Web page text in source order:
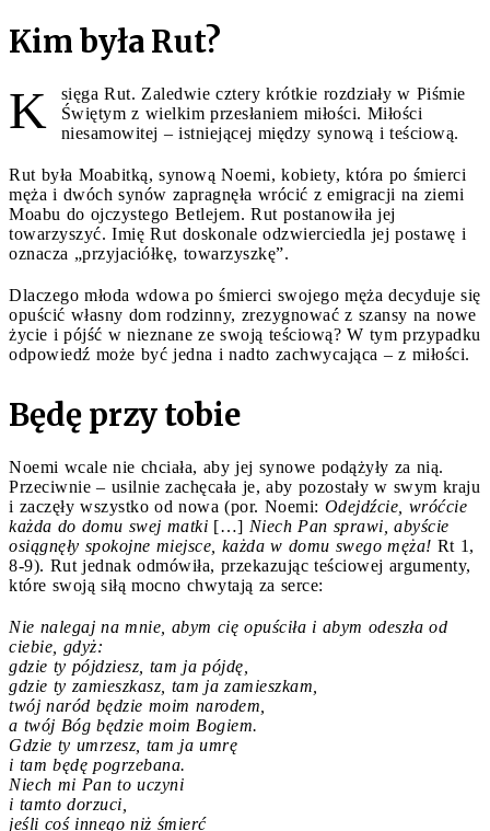
Kim była Rut?
K
sięga Rut. Zaledwie cztery krótkie rozdziały w Piśmie
Świętym z wielkim przesłaniem miłości. Miłości
niesamowitej – istniejącej między synową i teściową.
Rut była Moabitką, synową Noemi, kobiety, która po śmierci
męża i dwóch synów zapragnęła wrócić z emigracji na ziemi
Moabu do ojczystego Betlejem. Rut postanowiła jej
towarzyszyć. Imię Rut doskonale odzwierciedla jej postawę i
oznacza „przyjaciółkę, towarzyszkę”.
Dlaczego młoda wdowa po śmierci swojego męża decyduje się
opuścić własny dom rodzinny, zrezygnować z szansy na nowe
życie i pójść w nieznane ze swoją teściową? W tym przypadku
odpowiedź może być jedna i nadto zachwycająca – z miłości.
Będę przy tobie
Noemi wcale nie chciała, aby jej synowe podążyły za nią.
Przeciwnie – usilnie zachęcała je, aby pozostały w swym kraju
i zaczęły wszystko od nowa (por. Noemi: Odejdźcie, wróćcie
każda do domu swej matki […] Niech Pan sprawi, abyście
osiągnęły spokojne miejsce, każda w domu swego męża! Rt 1,
8-9). Rut jednak odmówiła, przekazując teściowej argumenty,
które swoją siłą mocno chwytają za serce:
Nie nalegaj na mnie, abym cię opuściła i abym odeszła od
ciebie, gdyż:
gdzie ty pójdziesz, tam ja pójdę,
gdzie ty zamieszkasz, tam ja zamieszkam,
twój naród będzie moim narodem,
a twój Bóg będzie moim Bogiem.
Gdzie ty umrzesz, tam ja umrę
i tam będę pogrzebana.
Niech mi Pan to uczyni
i tamto dorzuci,
jeśli coś innego niż śmierć